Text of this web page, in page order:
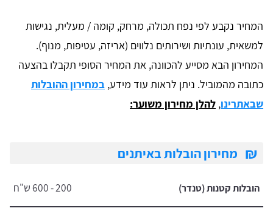
המחיר נקבע לפי נפח תכולה, מרחק, קומה / מעלית, נגישות
למשאית, עונתיות ושירותים נלווים (אריזה, עטיפות, מנוף).
המחירון הבא מסייע להכוונה, את המחיר הסופי תקבלו בהצעה
כתובה מהמוביל. ניתן לראות עוד מידע, במחירון ההובלות
שבאתרינו, להלן מחירון משוער:
₪ מחירון הובלות באיתנים
הובלות קטנות (טנדר) 200 - 600 ש"ח